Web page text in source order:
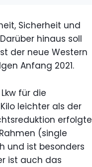
Sicherheit und
hinaus soll
der neue Western
Anfang 2021.
für die
leichter als der
erfolgte
(single
und ist besonders
ist auch das